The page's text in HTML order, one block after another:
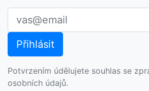
Potvrzením údělujete souhlas se
osobních údajů.